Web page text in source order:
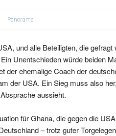
Panorama
und alle Beteiligten, die
Unentschieden würde beiden
der ehemalige Coach der
der USA. Ein Sieg muss also
aussieht.
für Ghana, die gegen die
– trotz guter